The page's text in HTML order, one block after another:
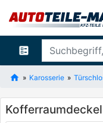
ballot
Karosserie